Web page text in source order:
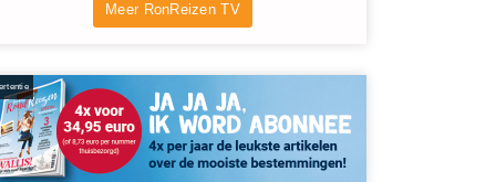
Meer RonReizen TV